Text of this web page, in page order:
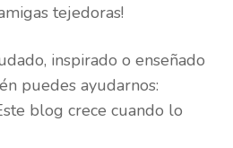
tejedoras!
inspirado o enseñado
puedes ayudarnos:
blog crece cuando lo